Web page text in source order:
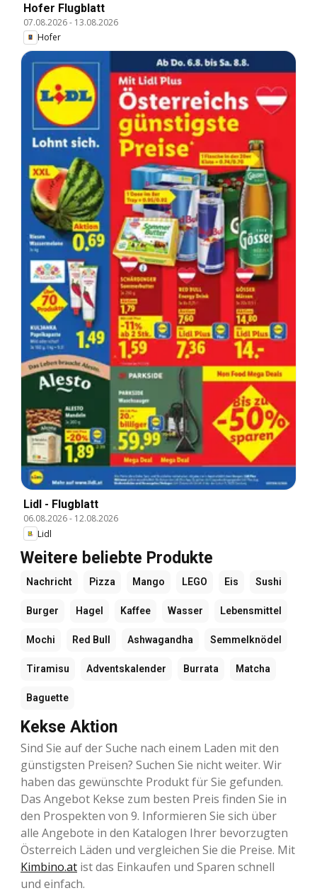
Hofer Flugblatt
07.08.2026- 13.08.2026
Hofer
Lidl - Flugblatt
06.08.2026- 12.08.2026
Lidl
Weitere beliebte Produkte
Nachricht Pizza Mango LEGO Eis Sushi
Burger Hagel Kaffee Wasser Lebensmittel
Mochi Red Bull Ashwagandha Semmelknödel
Tiramisu Adventskalender Burrata Matcha
Baguette
Kekse Aktion
Sind Sie auf der Suche nach einem Laden mit den
günstigsten Preisen? Suchen Sie nicht weiter. Wir
haben das gewünschte Produkt für Sie gefunden.
Das Angebot Kekse zum besten Preis finden Sie in
den Prospekten von 9. Informieren Sie sich über
alle Angebote in den Katalogen Ihrer bevorzugten
Österreich Läden und vergleichen Sie die Preise. Mit
Kimbino.at ist das Einkaufen und Sparen schnell
und einfach.